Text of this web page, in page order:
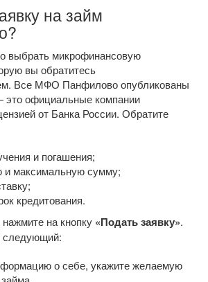
на займ
выбрать микрофинансовую
вы обратитесь
Все МФО Панфилово опубликованы
это официальные компании
от Банка России. Обратите
и погашения;
и максимальную сумму;
кредитования.
на кнопку «Подать заявку».
следующий:
о себе, укажите желаемую